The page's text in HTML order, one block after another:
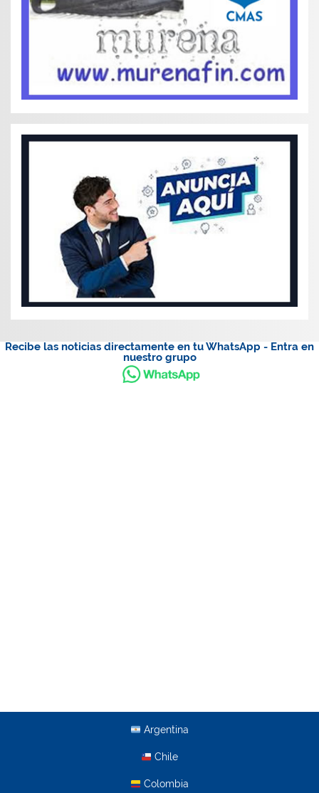
Recibe las noticias directamente en tu WhatsApp - Entra en
nuestro grupo
Argentina
Chile
Colombia